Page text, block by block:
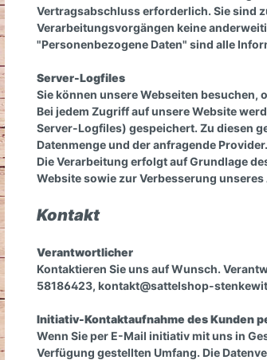
Freemax Westernsattel
Steigbügelriemen und
Fender
Sattelpflege
Oaklet-Serie
Devon-Serie
Contour-Serie
Syringa-Serie
Walnut-Serie
F.R.A. - Kopfstücke
Kappzäume
Kopfstücke für Ponys
Pferdespielzeug
Pferdemaulkörbe
Vertragsabschluss erforderlich. Sie sind
Verarbeitungsvorgängen keine
"Personenbezogene Daten" sind alle
Server-Logfiles
Sie können unsere Webseiten besuchen,
Bei jedem Zugriff auf unsere Website
Server-Logfiles) gespeichert. Zu diesen
Datenmenge und der anfragende Provider.
Die Verarbeitung erfolgt auf Grundlage
Website sowie zur Verbesserung unseres
Kontakt
Verantwortlicher
Kontaktieren Sie uns auf Wunsch.
58186423, kontakt@sattelshop-
Initiativ-Kontaktaufnahme des Kunden
Wenn Sie per E-Mail initiativ mit uns in
Verfügung gestellten Umfang. Die